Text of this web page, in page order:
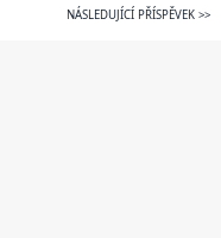
NÁSLEDUJÍCÍ PŘÍSPĚVEK >>